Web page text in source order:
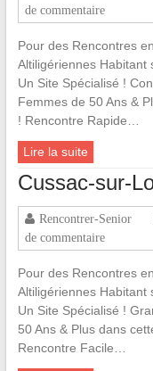
de commentaire
Pour des Rencontres
Altiligériennes Habitant
Un Site Spécialisé !
Femmes de 50 Ans &
! Rencontre Rapide…
Lire la suite
Cussac-sur-
Rencontrer-Senior
de commentaire
Pour des Rencontres
Altiligériennes Habitant
Un Site Spécialisé !
50 Ans & Plus dans
Rencontre Facile…